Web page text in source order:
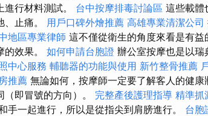
行材料測試。 台中按摩排毒討論區 這些載體
止痛。 用戶口碑外燴推薦 高雄專業清潔公司
地區專業律師 這不僅從衛生的角度來看是有
效果。 如何申請台胞證 辦公室按摩也是以瑞
中心服務 輔聽器的功能與使用 新竹整骨推薦
推薦 無論如何，按摩師一定要了解客人的健
即冒號的方向）。 完整產後護理指導 精準抓
手一起進行，所以是從指尖到肩膀進行。 台胞